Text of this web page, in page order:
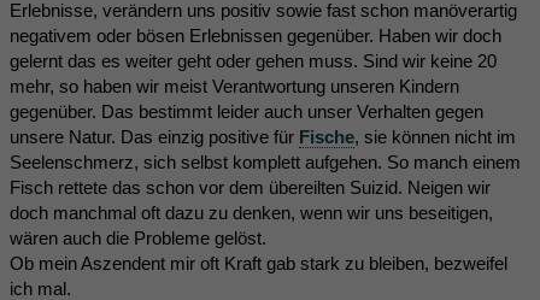
Erlebnisse, verändern uns positiv sowie fast schon manöverartig
negativem oder bösen Erlebnissen gegenüber. Haben wir doch
gelernt das es weiter geht oder gehen muss. Sind wir keine 20
mehr, so haben wir meist Verantwortung unseren Kindern
gegenüber. Das bestimmt leider auch unser Verhalten gegen
unsere Natur. Das einzig positive für Fische, sie können nicht im
Seelenschmerz, sich selbst komplett aufgehen. So manch einem
Fisch rettete das schon vor dem übereilten Suizid. Neigen wir
doch manchmal oft dazu zu denken, wenn wir uns beseitigen,
wären auch die Probleme gelöst.
Ob mein Aszendent mir oft Kraft gab stark zu bleiben, bezweifel
ich mal.